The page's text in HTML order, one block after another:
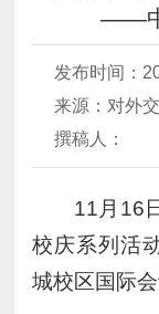
——中
发布时间：
来源：对外
撰稿人：
11月16
校庆系列活
城校区国际会